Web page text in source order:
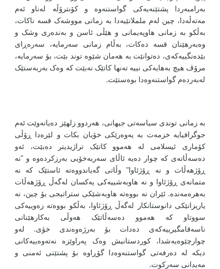
بەرامبەردا پشتێنەیەکی گواستنەوە و کۆنترۆڵە لەناو ئەم
مەتەڵەدا، چین لەم ململانێیەدا بە زمانی مووشەک قسە ناکات،
بەڵکو بە زمانی هاوپەیمانی و هێڵی ئاسن و بەندەری وشک و
وەبەرهێنان قسە دەکات، بەڵام زمانی سەرمایە، سەرەڕای
بێدەنگییەکەی، دەتوانێت بە هەمان شێوە توند بێت، بۆ سەرمایە،
مرۆڤ هیچ بەهایەکی نییە تەنها کاتێک نەبێت کە وەک بەربەستێک
لەبەردەم گواستنەوەدا بوەستێت.
بە زمانی توندی سیاسەتی جیهانی، هەردوو زلهێز دەیانەوێت ئەم
جوگرافیایە خزمەت بە یەوەرێکی خۆیان بکات و لێرەدا ڕۆڵی
کۆماری ئیسلامی لە هەموو کاتێک تراژیدیتر دەبێت، ئەو
دەسەڵاتەی کە چوار دەیە ئاڵای سەربەخۆیی بەرزکردەوە و "نە
ڕۆژهەڵات و نە ڕۆژئاوا" وڵاتی گەیاندووەتە ئاستێک کە نە
متمانەی ڕۆژئاوا و نە هاوبەشییەکی یەکسان لەگەڵ ڕۆژهەڵات
بەهرەمەندە. ئێران نە بووەتە هاوبەشێکی ستراتیجی بۆ چین، نە
یاریزانێکی دانوستانکار لەگەڵ ڕۆژئاوا، بەڵکو بووەتە زەوییەکی
سووتاو کە هەموو دەسەڵاتێک هەوڵی بەکارهێنانی
ناسەقامگیرییەکەی دەدات بۆ بەرژەوەندی خۆی. لەو
چوارچێوەیەشدا، کوردستانیش وەک پەراوێزە نەتەوەییەکانی
دیکە لە دەرفەتی گواستنەوەدا گۆڕاوە بۆ پشتێنی ئەمنی و
مەیدانی سەرکوت.